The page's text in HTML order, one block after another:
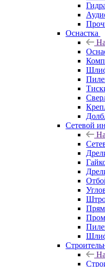
Оснастка
Сетевой